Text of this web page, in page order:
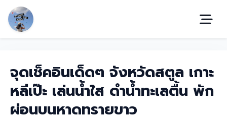
จุดเช็คอินเด็ดๆ จังหวัดสตูล เกาะ
หลีเป๊ะ เล่นน้ำใส ดำน้ำทะเลตื้น พัก
ผ่อนบนหาดทรายขาว